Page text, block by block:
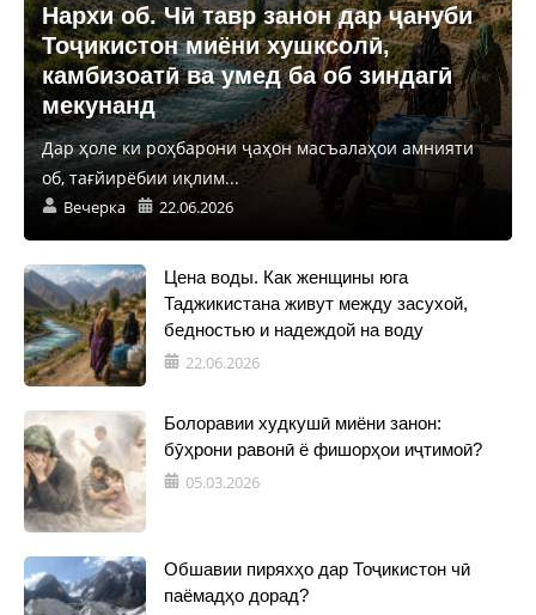
Нархи об. Чӣ тавр занон дар ҷануби
Тоҷикистон миёни хушксолӣ,
камбизоатӣ ва умед ба об зиндагӣ
мекунанд
Дар ҳоле ки роҳбарони ҷаҳон масъалаҳои амнияти
об, тағйирёбии иқлим...
Вечерка 22.06.2026
Цена воды. Как женщины юга
Таджикистана живут между засухой,
бедностью и надеждой на воду
22.06.2026
Болоравии худкушӣ миёни занон:
бӯҳрони равонӣ ё фишорҳои иҷтимоӣ?
05.03.2026
Обшавии пиряхҳо дар Тоҷикистон чӣ
паёмадҳо дорад?